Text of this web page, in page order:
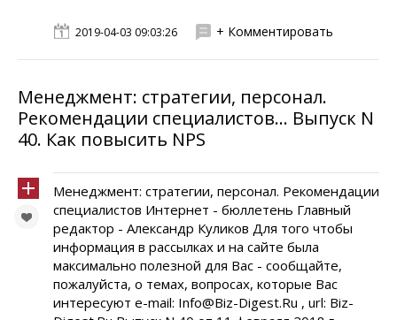
2019-04-03 09:03:26 + Комментировать
Менеджмент: стратегии, персонал.
Рекомендации специалистов... Выпуск N
40. Как повысить NPS
Менеджмент: стратегии, персонал. Рекомендации
специалистов Интернет - бюллетень Главный
редактор - Александр Куликов Для того чтобы
информация в рассылках и на сайте была
максимально полезной для Вас - сообщайте,
пожалуйста, о темах, вопросах, которые Вас
интересуют e-mail: Info@Biz-Digest.Ru , url: Biz-